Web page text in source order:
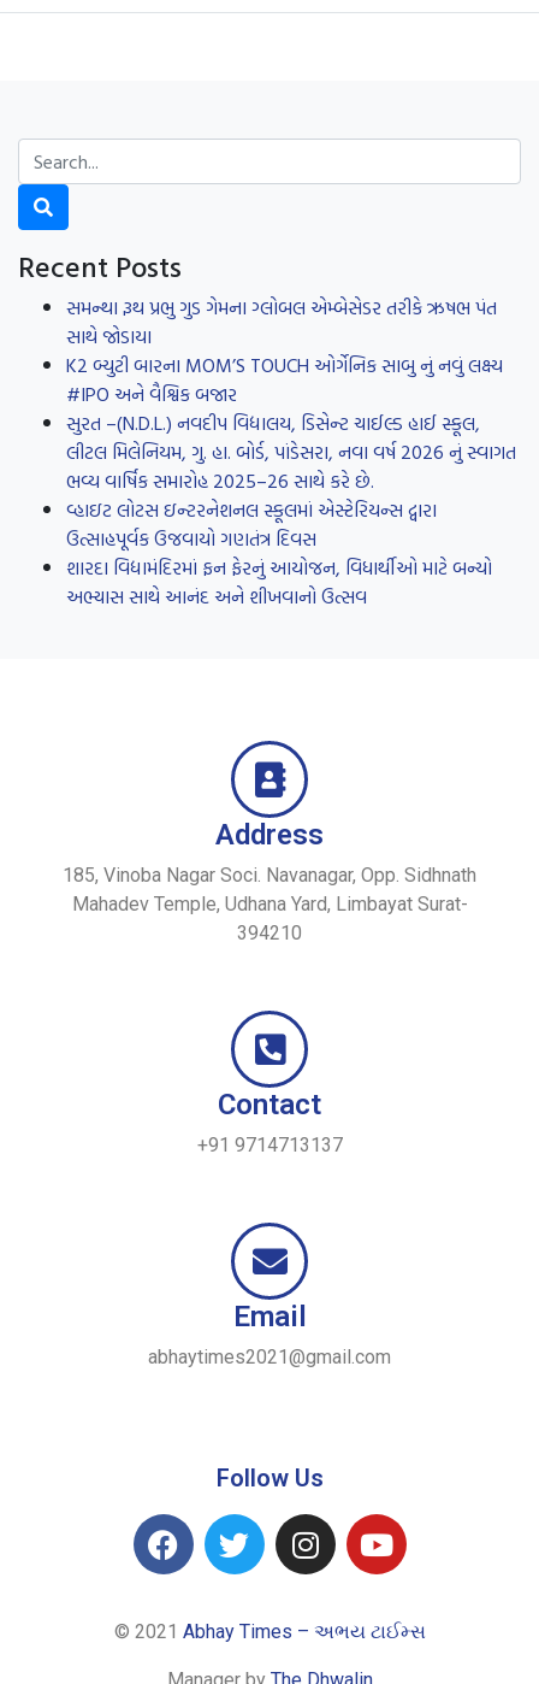
Recent Posts
સમન્થા રૂથ પ્રભુ ગુડ ગેમના ગ્લોબલ એમ્બેસેડર તરીકે ઋષભ પંત
સાથે જોડાયા
K2 બ્યુટી બારના MOM’S TOUCH ઓર્ગેનિક સાબુ નું નવું લક્ષ્ય
#IPO અને વૈશ્વિક બજાર
સુરત –(N.D.L.) નવદીપ વિદ્યાલય, ડિસેન્ટ ચાઈલ્ડ હાઈ સ્કૂલ,
લીટલ મિલેનિયમ, ગુ. હા. બોર્ડ, પાંડેસરા, નવા વર્ષ 2026 નું સ્વાગત
ભવ્ય વાર્ષિક સમારોહ 2025–26 સાથે કરે છે.
વ્હાઇટ લોટસ ઇન્ટરનેશનલ સ્કૂલમાં એસ્ટેરિયન્સ દ્વારા
ઉત્સાહપૂર્વક ઉજવાયો ગણતંત્ર દિવસ
શારદા વિદ્યામંદિરમાં ફન ફેરનું આયોજન, વિધાર્થીઓ માટે બન્યો
અભ્યાસ સાથે આનંદ અને શીખવાનો ઉત્સવ
Address
185, Vinoba Nagar Soci. Navanagar, Opp. Sidhnath
Mahadev Temple, Udhana Yard, Limbayat Surat-
394210
Contact
+91 9714713137
Email
abhaytimes2021@gmail.com
Follow Us
© 2021 Abhay Times – અભય ટાઈમ્સ